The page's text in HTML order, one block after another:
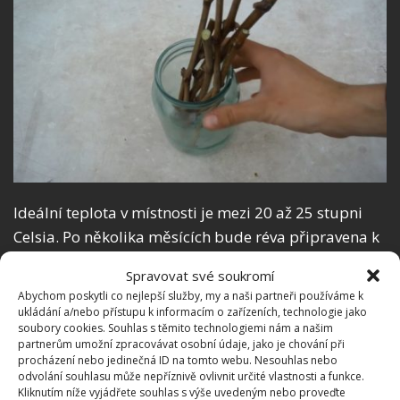
Spravovat své soukromí
Abychom poskytli co nejlepší služby, my a naši partneři používáme k
ukládání a/nebo přístupu k informacím o zařízeních, technologie jako
soubory cookies. Souhlas s těmito technologiemi nám a našim
partnerům umožní zpracovávat osobní údaje, jako je chování při
procházení nebo jedinečná ID na tomto webu. Nesouhlas nebo
odvolání souhlasu může nepříznivě ovlivnit určité vlastnosti a funkce.
Kliknutím níže vyjádřete souhlas s výše uvedeným nebo proveďte
Ideální teplota v místnosti je mezi 20 až 25 stupni
Celsia. Po několika měsících bude réva připravena k
jara, nebo během podzimních měsíců. Následně o
svou vinnou révu pravidelně pečujte jak
prostřednictvím zálivky, tak i případnými hnojivy.
Zhruba za rok byste se měli dočkat své první úrody.